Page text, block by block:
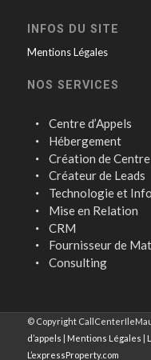
INFOS DU SITE
Mentions Légales
NOS SERVICES
Centre d’Appels
Hébergement
Création de Centre
Créateur de Leads
Technologie et
Mise en Relation
CRM
Fournisseur de
Consulting
© Copyright
d’appels | Mentions Légales |
L’expressProperty.com